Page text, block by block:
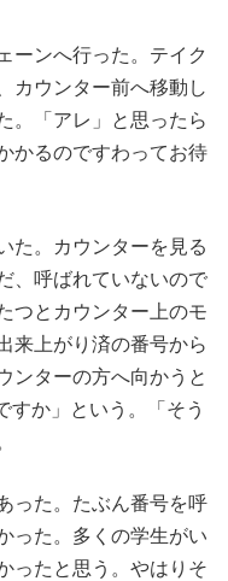
ーンへ行った。テイク
カウンター前へ移動し
。「アレ」と思ったら
かるのですわってお待
た。カウンターを見る
、呼ばれていないので
つとカウンター上のモ
来上がり済の番号から
ンターの方へ向かうと
か」という。「そう
った。たぶん番号を呼
った。多くの学生がい
ったと思う。やはりそ